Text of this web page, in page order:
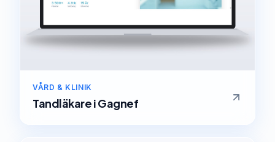
VÅRD & KLINIK
TandläkareiGagnef